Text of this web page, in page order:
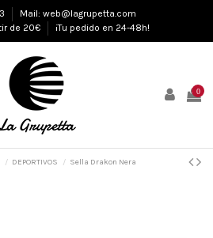
Mail: web@lagrupetta.com
de 20€
¡Tu pedido en 24-48h!
0
DEPORTIVOS Sella Drakon Nera